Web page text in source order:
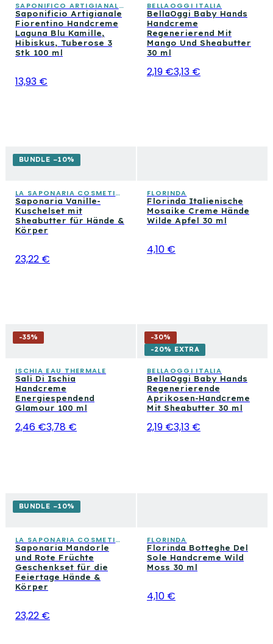
SAPONIFICO ARTIGIANALE FIORENTINO
Saponificio Artigianale
Fiorentino Handcreme
Laguna Blu Kamille,
Hibiskus, Tuberose 3
Stk 100 ml
13,93 €
BELLAOGGI ITALIA
BellaOggi Baby Hands
Handcreme
Regenerierend Mit
Mango Und Sheabutter
30 ml
2,19 €3,13 €
BUNDLE −10%
LA SAPONARIA COSMETICA CONSAPEVOLE
Saponaria Vanille-
Kuschelset mit
Sheabutter für Hände &
Körper
23,22 €
FLORINDA
Florinda Italienische
Mosaike Creme Hände
Wilde Apfel 30 ml
4,10 €
-35%
ISCHIA EAU THERMALE
Sali Di Ischia
Handcreme
Energiespendend
Glamour 100 ml
2,46 €3,78 €
-30%
-20% EXTRA
BELLAOGGI ITALIA
BellaOggi Baby Hands
Regenerierende
Aprikosen-Handcreme
Mit Sheabutter 30 ml
2,19 €3,13 €
BUNDLE −10%
LA SAPONARIA COSMETICA CONSAPEVOLE
Saponaria Mandorle
und Rote Früchte
Geschenkset für die
Feiertage Hände &
Körper
23,22 €
FLORINDA
Florinda Botteghe Del
Sole Handcreme Wild
Moss 30 ml
4,10 €